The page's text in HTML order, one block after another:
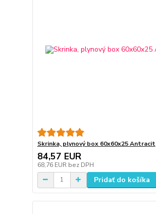
Skrinka, plynový box 60x60x25 Antracit
84,57 EUR
68,76 EUR bez DPH
Pridať do košíka